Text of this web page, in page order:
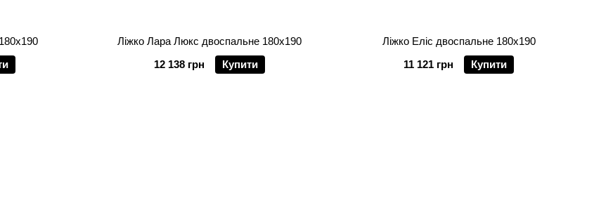
Ліжко Лара Люкс двоспальне 180х190
12 138 грн
Купити
Ліжко Еліс двоспальне 180х190
11 121 грн
Купити